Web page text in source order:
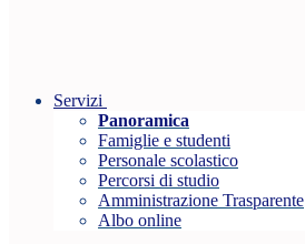
Servizi
Panoramica
Famiglie e studenti
Personale scolastico
Percorsi di studio
Amministrazione Trasparente
Albo online